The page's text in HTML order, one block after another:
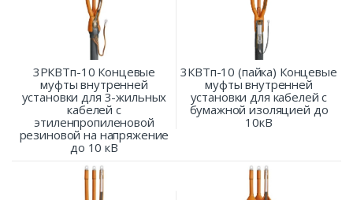
3РКВТп-10 Концевые
муфты внутренней
установки для 3-жильных
кабелей с
этиленпропиленовой
резиновой на напряжение
до 10 кВ
3КВТп-10 (пайка) Концевые
муфты внутренней
установки для кабелей с
бумажной изоляцией до
10кВ